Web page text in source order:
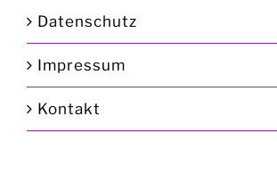
Datenschutz
Impressum
Kontakt